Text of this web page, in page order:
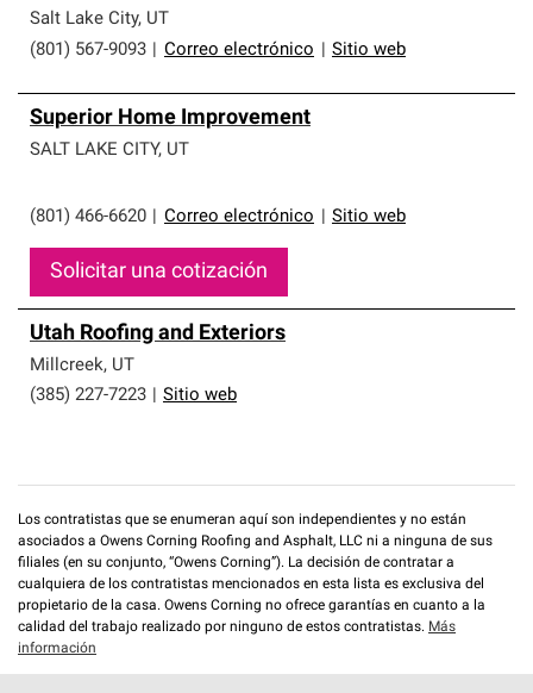
Salt Lake City, UT
(801) 567-9093
Correo electrónico Sitio web
Superior Home Improvement
SALT LAKE CITY, UT
(801) 466-6620 Correo electrónico Sitio web
Solicitar una cotización
Utah Roofing and Exteriors
Millcreek, UT
(385) 227-7223
Sitio web
Los contratistas que se enumeran aquí son independientes y no están
asociados a Owens Corning Roofing and Asphalt, LLC ni a ninguna de sus
filiales (en su conjunto, “Owens Corning”). La decisión de contratar a
cualquiera de los contratistas mencionados en esta lista es exclusiva del
propietario de la casa. Owens Corning no ofrece garantías en cuanto a la
calidad del trabajo realizado por ninguno de estos contratistas. Más
información